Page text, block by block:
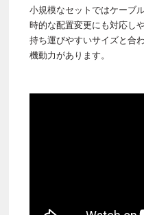
小規模なセットではケーブ
時的な配置変更にも対応し
持ち運びやすいサイズと合
機動力があります。